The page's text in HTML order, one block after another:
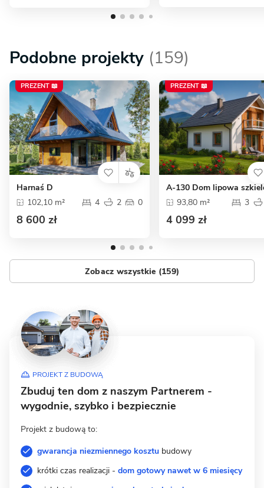
Podobne projekty (159)
PREZENT 📖
Harnaś D
102,10 m²
4 2 0
8 600 zł
PREZENT 📖
A-130 Dom lipowa
93,80 m²
3
4 099 zł
Zobacz wszystkie (159)
PROJEKT Z BUDOWĄ
Zbuduj ten dom z naszym Partnerem -
wygodnie, szybko i bezpiecznie
Projekt z budową to:
gwarancja niezmiennego kosztu budowy
krótki czas realizacji - dom gotowy nawet w 6 miesięcy